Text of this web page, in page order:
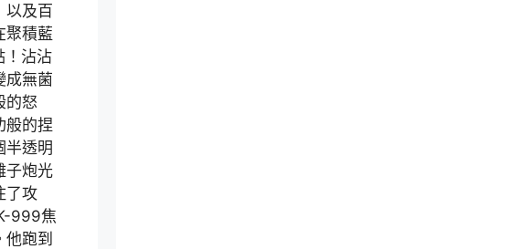
以及百
聚積藍
！沾沾
成無菌
的怒
般的捏
半透明
子炮光
了攻
999焦
跑到